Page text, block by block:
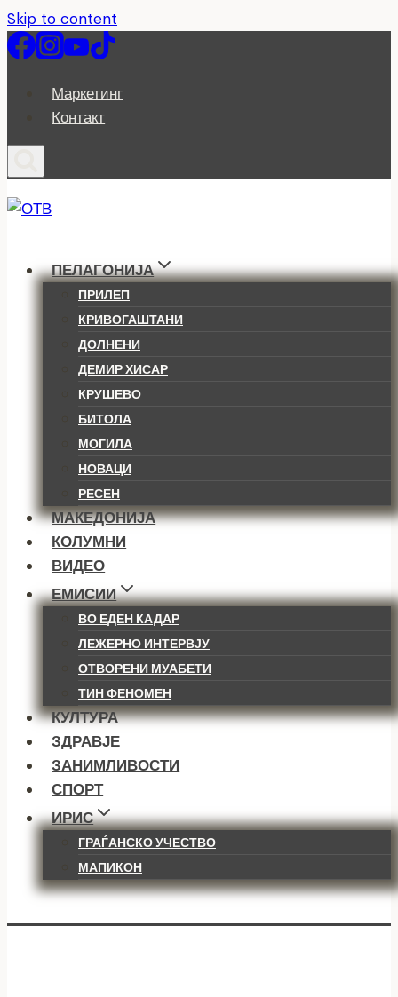
Skip to content
Маркетинг
Контакт
ПЕЛАГОНИЈА
ПРИЛЕП
КРИВОГАШТАНИ
ДОЛНЕНИ
ДЕМИР ХИСАР
КРУШЕВО
БИТОЛА
МОГИЛА
НОВАЦИ
РЕСЕН
МАКЕДОНИЈА
КОЛУМНИ
ВИДЕО
ЕМИСИИ
ВО ЕДЕН КАДАР
ЛЕЖЕРНО ИНТЕРВЈУ
ОТВОРЕНИ МУАБЕТИ
ТИН ФЕНОМЕН
КУЛТУРА
ЗДРАВЈЕ
ЗАНИМЛИВОСТИ
СПОРТ
ИРИС
ГРАЃАНСКО УЧЕСТВО
МАПИКОН